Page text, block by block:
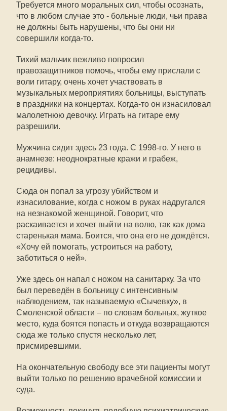
Требуется много моральных сил, чтобы осознать,
что в любом случае это - больные люди, чьи права
не должны быть нарушены, что бы они ни
совершили когда-то.
Тихий мальчик вежливо попросил
правозащитников помочь, чтобы ему прислали с
воли гитару, очень хочет участвовать в
музыкальных мероприятиях больницы, выступать
в праздники на концертах. Когда-то он изнасиловал
малолетнюю девочку. Играть на гитаре ему
разрешили.
Мужчина сидит здесь 23 года. С 1998-го. У него в
анамнезе: неоднократные кражи и грабеж,
рецидивы.
Сюда он попал за угрозу убийством и
изнасилование, когда с ножом в руках надругался
на незнакомой женщиной. Говорит, что
раскаивается и хочет выйти на волю, так как дома
старенькая мама. Боится, что она его не дождётся.
«Хочу ей помогать, устроиться на работу,
заботиться о ней».
Уже здесь он напал с ножом на санитарку. За что
был переведён в больницу с интенсивным
наблюдением, так называемую «Сычевку», в
Смоленской области – по словам больных, жуткое
место, куда боятся попасть и откуда возвращаются
сюда же только спустя несколько лет,
присмиревшими.
На окончательную свободу все эти пациенты могут
выйти только по решению врачебной комиссии и
суда.